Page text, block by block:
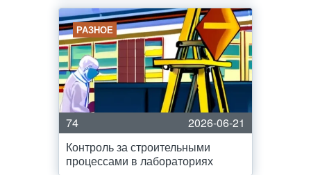
РАЗНОЕ
74
2026-06-21
Контроль за строительными
процессами в лабораториях